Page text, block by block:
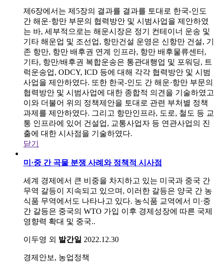
제6장에서는 제5장의 결과를 결과를 토대로 한국-인도
간 해운·항만 부문의 협력방안 및 시범사업을 제안하였
는 바, 세부적으로는 해운시장은 정기 컨테이너 운송 및
기타 해운업 및 조선업, 항만건설 운영은 신항만 건설, 기
존 항만, 항만 배후권 연계 인프라, 항만 배후물류센터,
기타, 항만/배후권 복합운송은 통관대행업 및 포워딩, 트
럭운송업, ODCY, ICD 등에 대해 각각 협력방안 및 시범
사업을 제안하였다. 또한 한국-인도 간 해운·항만 부문의
협력방안 및 시범사업에 대한 종합적 의견을 기술하였고
이와 더불어 위의 정책제안을 토대로 관련 부처별 정책
과제를 제안하였다. 그리고 항만인프라, 도로, 철도 등 교
통 인프라에 있어 건설업, 교통사업자 등 연관사업의 진
출에 대한 시사점을 기술하였다.
닫기
미·중 간 곡물 분쟁 사례와 정책적 시사점
세계 경제에서 큰 비중을 차지하고 있는 미국과 중국 간
무역 갈등이 지속되고 있으며, 이러한 갈등은 양국 간 농
식품 무역에서도 나타나고 있다. 농식품 교역에서 미·중
간 갈등은 중국의 WTO 가입 이후 경제성장에 따른 국제
영향력 확대 및 중국..
이두영 외 발간일 2022.12.30
경제안보, 농업정책